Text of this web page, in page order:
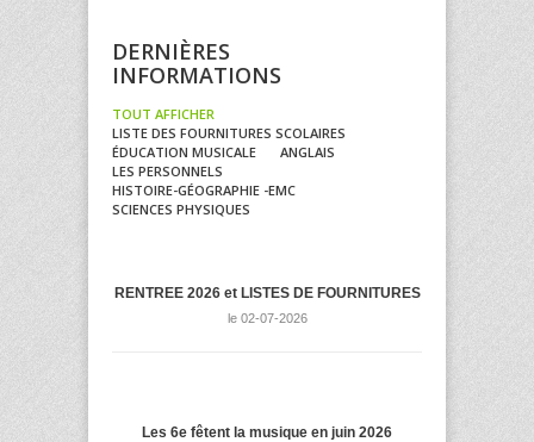
DERNIÈRES
INFORMATIONS
TOUT AFFICHER
LISTE DES FOURNITURES SCOLAIRES
ÉDUCATION MUSICALE
ANGLAIS
LES PERSONNELS
HISTOIRE-GÉOGRAPHIE -EMC
SCIENCES PHYSIQUES
RENTREE 2026 et LISTES DE FOURNITURES
le 02-07-2026
Les 6e fêtent la musique en juin 2026